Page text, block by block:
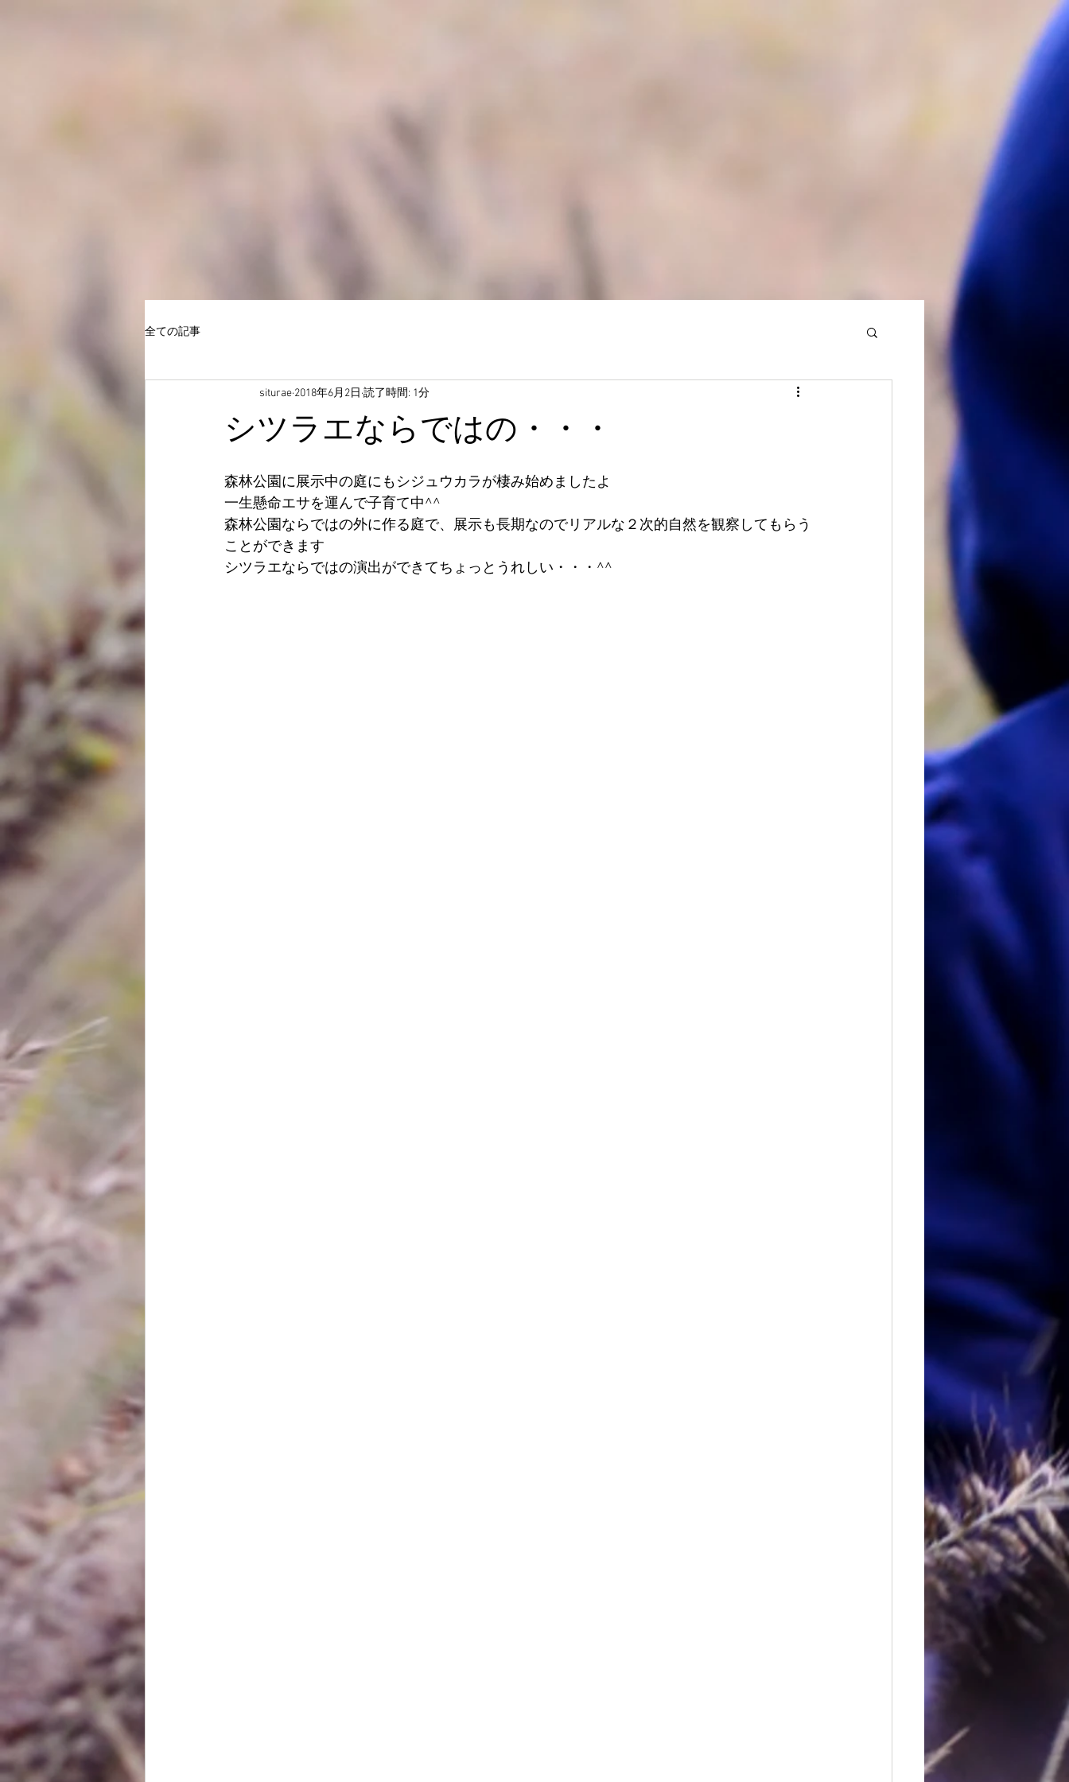
全ての記事
シツラエならではの・・・
siturae 2018年6月2日 読了時間: 1分
森林公園に展示中の庭にもシジュウカラが棲み始めましたよ
一生懸命エサを運んで子育て中^^
森林公園ならではの外に作る庭で、展示も長期なのでリアルな２次的自然を観察してもらう
ことができます
シツラエならではの演出ができてちょっとうれしい・・・^^